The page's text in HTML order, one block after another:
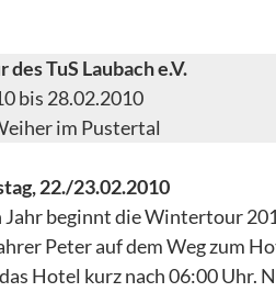
TuS Laubach e.V.
bis 28.02.2010
im Pustertal
22./23.02.2010
beginnt die Wintertour
Peter auf dem Weg zum
Hotel kurz nach 06:00 Uhr.